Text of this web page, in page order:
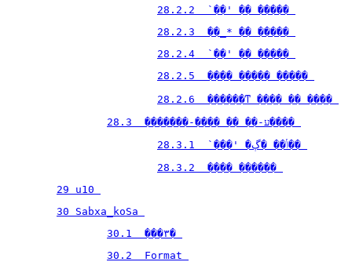
28.2.2  `��' �� �����
28.2.3  ��_* �� �����
28.2.4  `��' �� �����
28.2.5  ���� ����� �����
28.2.6  ������ͳ ���� �� ����
28.3  �������-���� �� ��-ע����
28.3.1  `���' �ݳ�� �ڳ��
28.3.2  ���� ������
29 u10
30 Sabxa_koSa
30.1  ���۳�
30.2  Format